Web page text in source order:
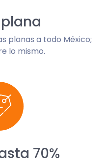
planas a todo México;
lo mismo.
70%